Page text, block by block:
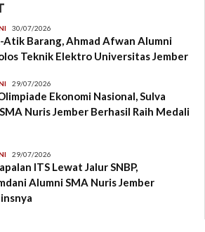
30/07/2026
Atik Barang, Ahmad Afwan Alumni
Teknik Elektro Universitas Jember
29/07/2026
Ekonomi Nasional, Sulva
Nuris Jember Berhasil Raih Medali
29/07/2026
ITS Lewat Jalur SNBP,
Alumni SMA Nuris Jember